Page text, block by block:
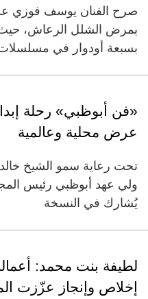
صرح الفنان يوسف فوزي عن
بمرض الشلل الرعاش، حيث
بسبعة أودوار في
عرض محلية وعالمية
تحت رعاية سمو الشيخ
ولي عهد أبوظبي رئيس
يُشارك في النسخة
لطيفة بنت محمد:
إخلاص وإنجاز عزّزت